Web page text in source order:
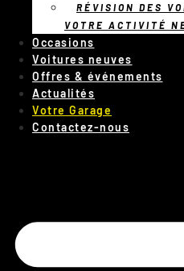
RÉVISION DES
VOTRE ACTIVITÉ
Occasions
Voitures neuves
Offres & événements
Actualités
Votre Garage
Contactez-nous